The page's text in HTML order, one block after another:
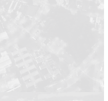
Compartilhar